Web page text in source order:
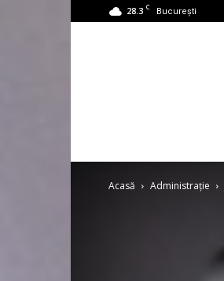
28.3 C București
Acasă Administrație